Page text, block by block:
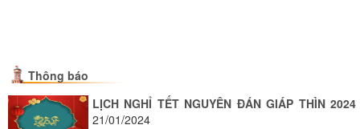
Thông báo
LỊCH NGHỈ TẾT NGUYÊN ĐÁN GIÁP THÌN 2024
21/01/2024